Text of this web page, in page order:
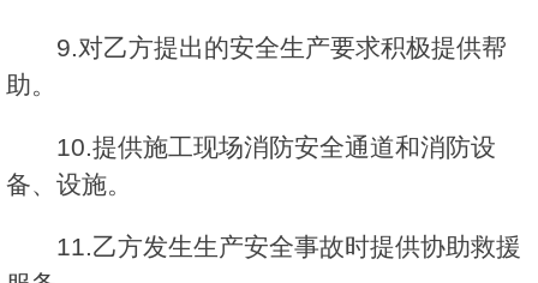
9.对乙方提出的安全生产要求积极提供帮
助。
10.提供施工现场消防安全通道和消防设
备、设施。
11.乙方发生生产安全事故时提供协助救援